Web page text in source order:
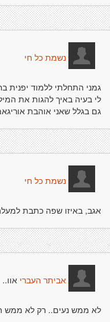
נשמת כל חי
גמני התחלתי ללמוד יפנית
לי בעיה באיך להגות את
גם בגלל שאני אוהבת
נשמת כל חי
אגב, באיזו שפה כתבת
אביתר העברי אוו..
לא ממש נעים.. רק לא ממש